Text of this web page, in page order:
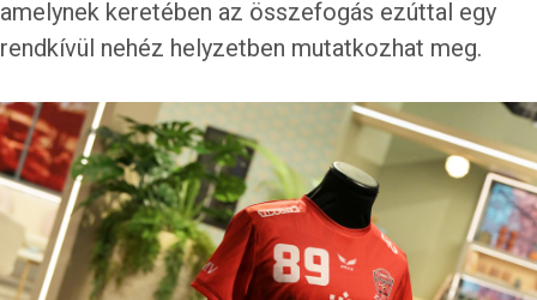
amelynek keretében az összefogás ezúttal egy
rendkívül nehéz helyzetben mutatkozhat meg.